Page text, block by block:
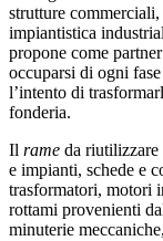
strutture
impiantistica
propone come
occuparsi di ogni
l’intento di
fonderia.
Il rame da riutilizzare
e impianti, schede e
trasformatori, motori
rottami provenienti
minuterie